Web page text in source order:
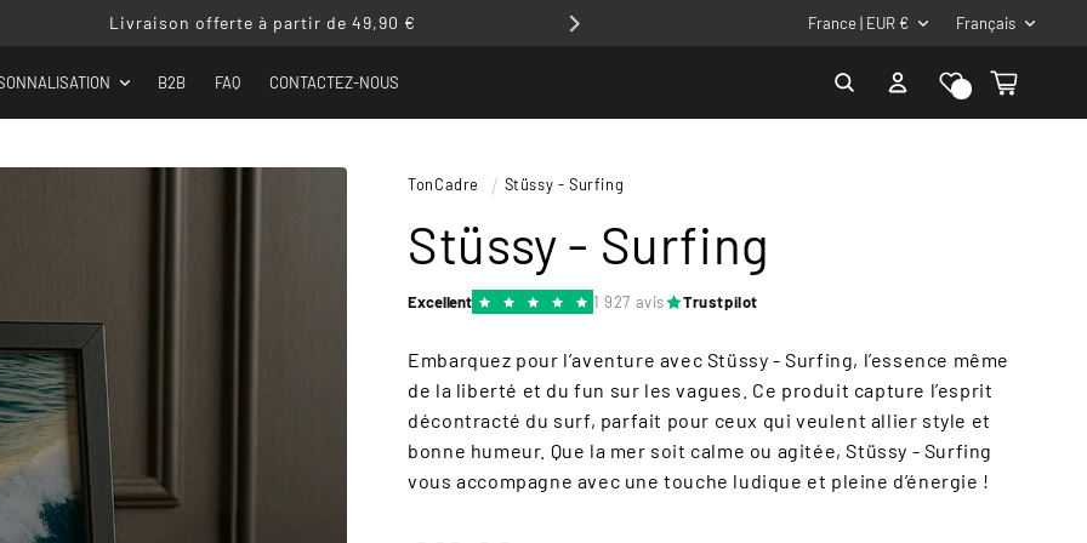
Livraison offerte à partir de 49,90 € Profite de - 10% avec le code 10CADRE
P
s
o
n
France | EUR €
L
n
g
Français
B2B FAQ CONTACTEZ-NOUS Connexion
Liste de
souhaits
Panier
TonCadre Stüssy - Surfing
Stüssy - Surfing
Excellent 1 927 avis Trustpilot
Embarquez pour l’aventure avec Stüssy - Surfing, l’essence même
de la liberté et du fun sur les vagues. Ce produit capture l’esprit
décontracté du surf, parfait pour ceux qui veulent allier style et
bonne humeur. Que la mer soit calme ou agitée, Stüssy - Surfing
vous accompagne avec une touche ludique et pleine d’énergie !